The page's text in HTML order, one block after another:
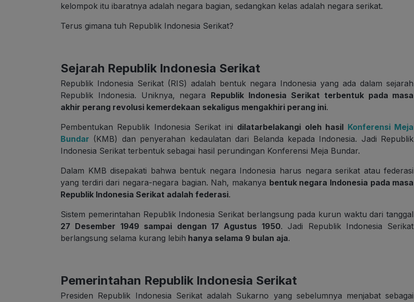
kelompok itu ibaratnya adalah negara bagian, sedangkan kelas adalah negara serikat.
Terus gimana tuh Republik Indonesia Serikat?
Sejarah Republik Indonesia Serikat
Republik Indonesia Serikat (RIS) adalah bentuk negara Indonesia yang ada dalam sejarah
Republik Indonesia. Uniknya, negara Republik Indonesia Serikat terbentuk pada masa
akhir perang revolusi kemerdekaan sekaligus mengakhiri perang ini.
Pembentukan Republik Indonesia Serikat ini dilatarbelakangi oleh hasil Konferensi Meja
Bundar (KMB) dan penyerahan kedaulatan dari Belanda kepada Indonesia. Jadi Republik
Indonesia Serikat terbentuk sebagai hasil perundingan Konferensi Meja Bundar.
Dalam KMB disepakati bahwa bentuk negara Indonesia harus negara serikat atau federasi
yang terdiri dari negara-negara bagian. Nah, makanya bentuk negara Indonesia pada masa
Republik Indonesia Serikat adalah federasi.
Sistem pemerintahan Republik Indonesia Serikat berlangsung pada kurun waktu dari tanggal
27 Desember 1949 sampai dengan 17 Agustus 1950. Jadi Republik Indonesia Serikat
berlangsung selama kurang lebih hanya selama 9 bulan aja.
Pemerintahan Republik Indonesia Serikat
Presiden Republik Indonesia Serikat adalah Sukarno yang sebelumnya menjabat sebagai